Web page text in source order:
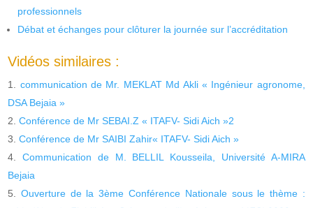
professionnels
Débat et échanges pour clôturer la journée sur l’accréditation
Vidéos similaires :
communication de Mr. MEKLAT Md Akli « Ingénieur agronome,
DSA Bejaia »
Conférence de Mr SEBAI.Z « ITAFV- Sidi Aich »2
Conférence de Mr SAIBI Zahir« ITAFV- Sidi Aich »
Communication de M. BELLIL Kousseila, Université A-MIRA
Bejaia
Ouverture de la 3ème Conférence Nationale sous le thème :